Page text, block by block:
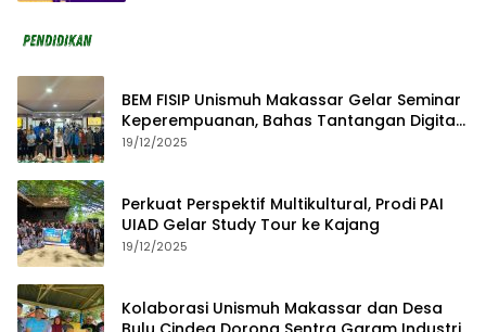
BEM FISIP Unismuh Makassar Gelar Seminar
Keperempuanan, Bahas Tantangan Digital
dan Budaya Lokal
19/12/2025
Perkuat Perspektif Multikultural, Prodi PAI
UIAD Gelar Study Tour ke Kajang
19/12/2025
Kolaborasi Unismuh Makassar dan Desa